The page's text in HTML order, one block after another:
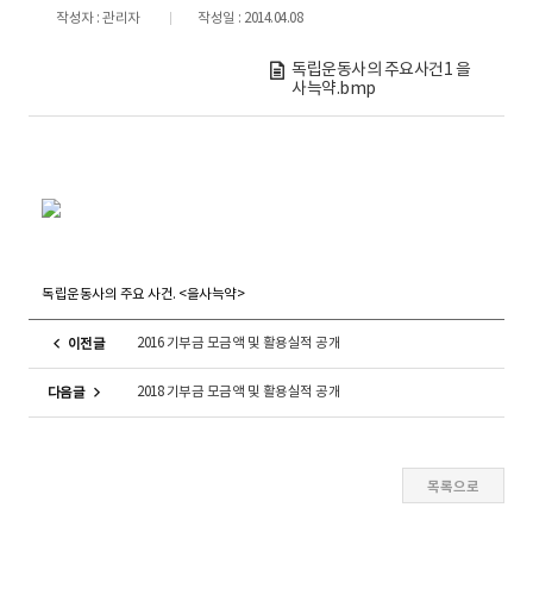
작성자 : 관리자 작성일 : 2014.04.08
독립운동사의 주요사건1 을
사늑약.bmp
독립운동사의 주요 사건. <을사늑약>
이전글 2016 기부금 모금액 및 활용실적 공개
다음글 2018 기부금 모금액 및 활용실적 공개